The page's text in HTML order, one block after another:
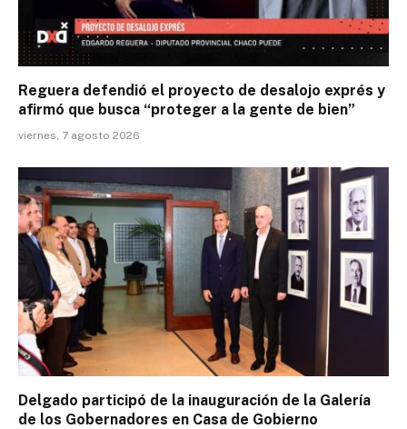
Reguera defendió el proyecto de desalojo exprés y
afirmó que busca “proteger a la gente de bien”
viernes, 7 agosto 2026
Delgado participó de la inauguración de la Galería
de los Gobernadores en Casa de Gobierno